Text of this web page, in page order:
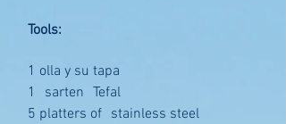
Tools:
1 olla y su tapa
1
sarten Tefal
5 platters of stainless steel